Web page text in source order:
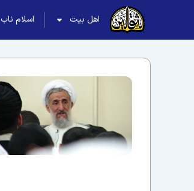
اهل بیت اسلام ناب